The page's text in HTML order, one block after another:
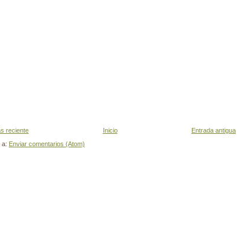
reciente Entrada antigua
Inicio
a: Enviar comentarios (Atom)